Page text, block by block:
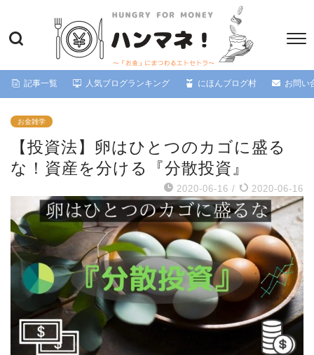
記事一覧 人気ブログランキング にほんブログ村 お問い
お金雑学
【投資法】卵はひとつのカゴに盛る
な！資産を分ける『分散投資』
2020-06-16 / 2020-06-16